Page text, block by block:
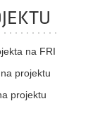
na FRI
projektu
projektu